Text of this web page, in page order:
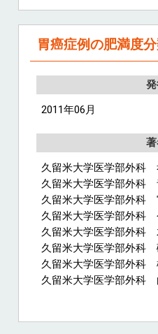
胃癌症例の肥満度
2011年06月
久留米大学医学部外科
久留米大学医学部外科
久留米大学医学部外科
久留米大学医学部外科
久留米大学医学部外科
久留米大学医学部外科
久留米大学医学部外科
久留米大学医学部外科